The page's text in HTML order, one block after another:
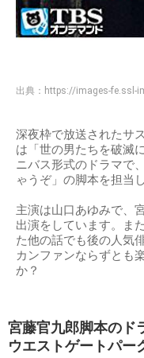
出典： https://images-fe.ssl-
深夜枠で放送されたサ
は「世の男たちを破滅
ニバス形式のドラマで
ゃうぞ」の脚本を担当
主演は山口あゆみで、
出演をしています。ま
た他の話でも後の人気
カンファンならずとも
か？
宮藤官九郎脚本のド
ウエストゲートパー